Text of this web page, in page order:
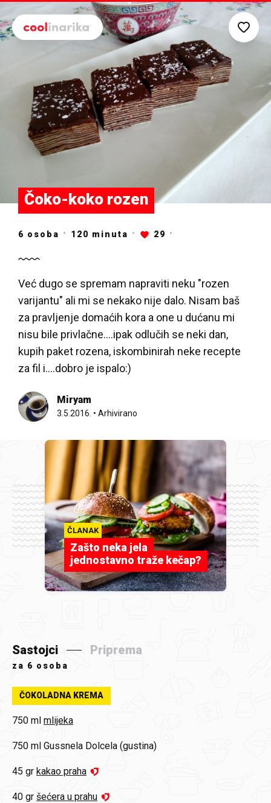
Preskoči na glavni sadržaj
Čoko-koko rozen
6 osoba 120 minuta 29
Već dugo se spremam napraviti neku "rozen
varijantu" ali mi se nekako nije dalo. Nisam baš
za pravljenje domaćih kora a one u dućanu mi
nisu bile privlačne....ipak odlučih se neki dan,
kupih paket rozena, iskombinirah neke recepte
za fil i....dobro je ispalo:)
Miryam
3.5.2016. • Arhivirano
ČLANAK
Zašto neka jela
jednostavno traže kečap?
Sastojci Priprema
za 6 osoba
ČOKOLADNA KREMA
750 ml mlijeka
750 ml Gussnela Dolcela (gustina)
45 gr kakao praha
40 gr šećera u prahu